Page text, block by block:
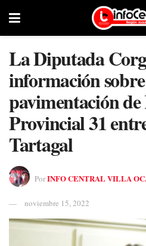
La Diputada
información
pavimentación
Provincial 31
Tartagal
PorINFO CENTRAL VILLA
noviembre 15, 2022